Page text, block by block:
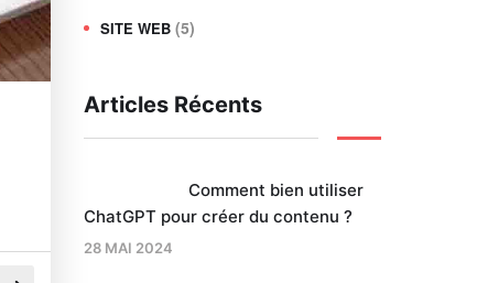
SITE WEB (5)
Articles Récents
Comment bien utiliser
ChatGPT pour créer du contenu ?
28 MAI 2024